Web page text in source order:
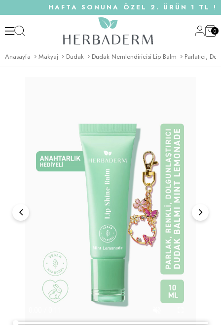
HAFTA SONUNA ÖZEL 2. ÜRÜN 1 TL ! |
0
Anasayfa Makyaj Dudak Dudak Nemlendiricisi-Lip Balm